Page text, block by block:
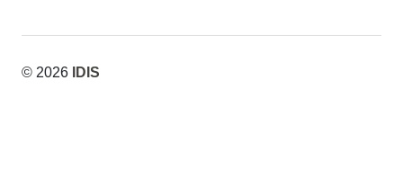
© 2026 IDIS